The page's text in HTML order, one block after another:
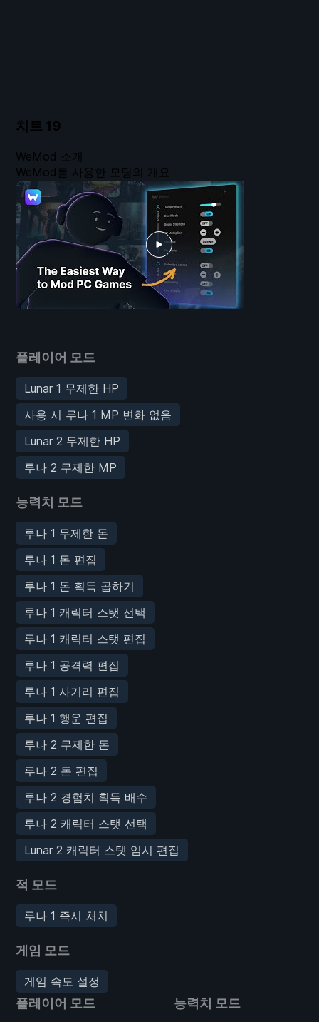
치트 19
플레이어 모드
Lunar 1 무제한 HP
사용 시 루나 1 MP 변화 없음
Lunar 2 무제한 HP
루나 2 무제한 MP
능력치 모드
루나 1 무제한 돈
루나 1 돈 편집
루나 1 돈 획득 곱하기
루나 1 캐릭터 스탯 선택
루나 1 캐릭터 스탯 편집
루나 1 공격력 편집
루나 1 사거리 편집
루나 1 행운 편집
루나 2 무제한 돈
루나 2 돈 편집
루나 2 경험치 획득 배수
루나 2 캐릭터 스탯 선택
Lunar 2 캐릭터 스탯 임시 편집
적 모드
루나 1 즉시 처치
게임 모드
게임 속도 설정
플레이어 모드 능력치 모드
WeMod 소개
WeMod를 사용한 모딩의 개요